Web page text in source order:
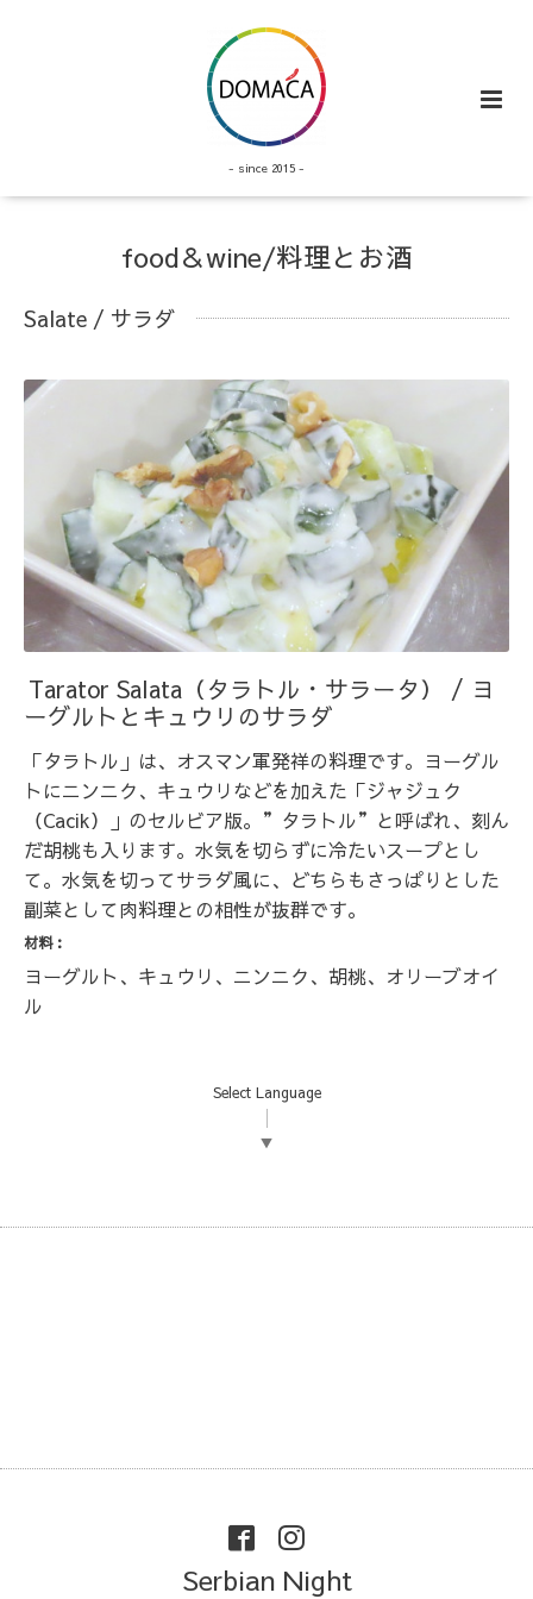
- since 2015 -
food＆wine/料理とお酒
Salate / サラダ
Tarator Salata（タラトル・サラータ） / ヨ
ーグルトとキュウリのサラダ
「タラトル」は、オスマン軍発祥の料理です。ヨーグル
トにニンニク、キュウリなどを加えた「ジャジュク
（Cacik）」のセルビア版。”タラトル”と呼ばれ、刻ん
だ胡桃も入ります。水気を切らずに冷たいスープとし
て。水気を切ってサラダ風に、どちらもさっぱりとした
副菜として肉料理との相性が抜群です。
材料：
ヨーグルト、キュウリ、ニンニク、胡桃、オリーブオイ
ル
Select Language
▼
Serbian Night